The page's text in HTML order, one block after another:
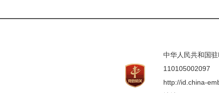
中华人民共和国
110105002097
http://id.china-